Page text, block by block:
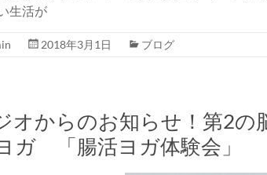
生活が
2018年3月1日 ブログ
オからのお知らせ！第2の
ガ 「腸活ヨガ体験会」